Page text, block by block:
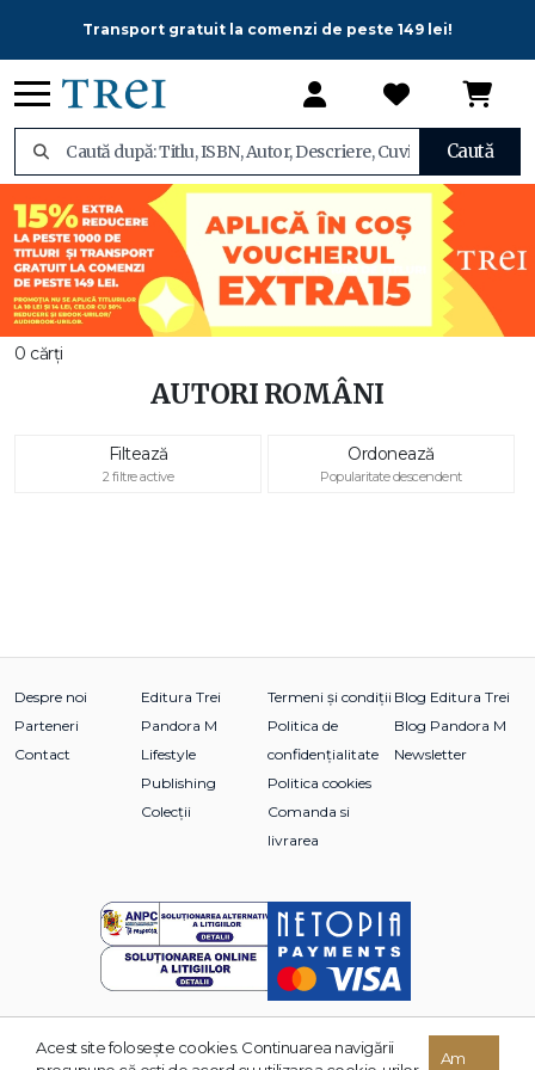
Transport gratuit la comenzi de peste 149 lei!
Caută
0 cărți
AUTORI ROMÂNI
Filtează
2 filtre active
Ordonează
Popularitate descendent
Despre noi
Parteneri
Contact
Editura Trei
Pandora M
Lifestyle
Publishing
Colecții
Termeni și condiții
Politica de
confidențialitate
Politica cookies
Comanda si
livrarea
Blog Editura Trei
Blog Pandora M
Newsletter
© 2026 Grupul Editorial TREI. Toate drepturile rezervate.
Acest site foloseşte cookies. Continuarea navigării
Am